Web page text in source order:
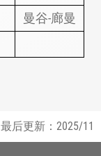
曼谷-廊曼
最后更新：2025/11